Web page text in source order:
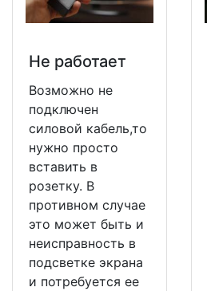
Не работает
Возможно не
подключен
силовой кабель,то
нужно просто
вставить в
розетку. В
противном случае
это может быть и
неисправность в
подсветке экрана
и потребуется ее